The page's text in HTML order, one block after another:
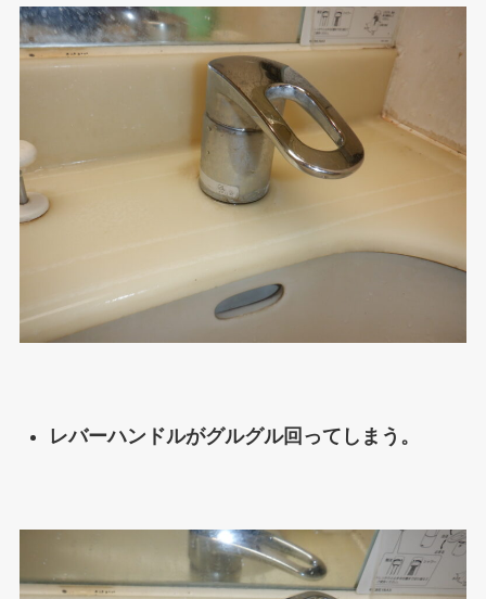
レバーハンドルがグルグル回ってしまう。